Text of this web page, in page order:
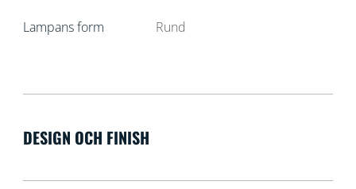
Lampans form Rund
DESIGN OCH FINISH